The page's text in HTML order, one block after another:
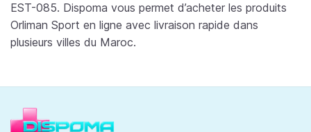
EST-085. Dispoma vous permet d’acheter les produits
Orliman Sport en ligne avec livraison rapide dans
plusieurs villes du Maroc.